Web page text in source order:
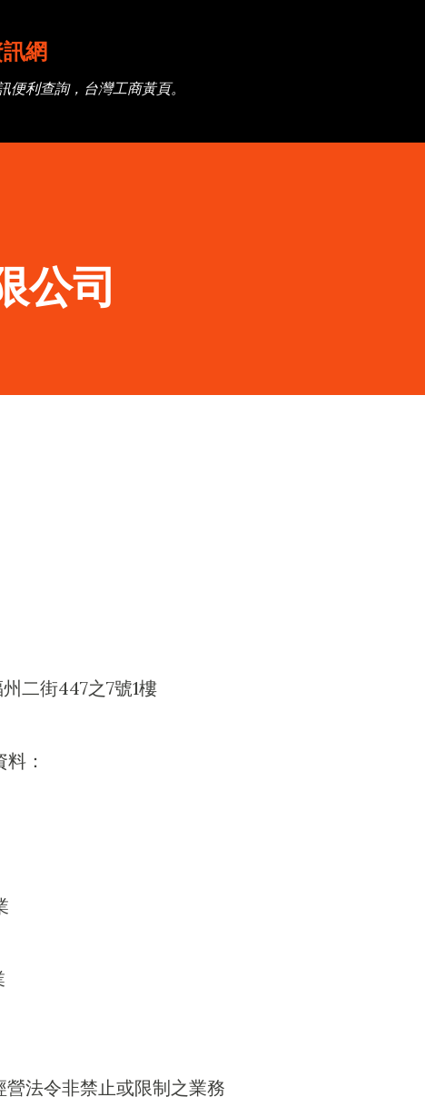
網
便利查詢，台灣工商黃頁。
公司
二街447之7號1樓
：
法令非禁止或限制之業務